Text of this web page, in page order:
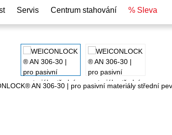
Servis Centrum stahování % Sleva